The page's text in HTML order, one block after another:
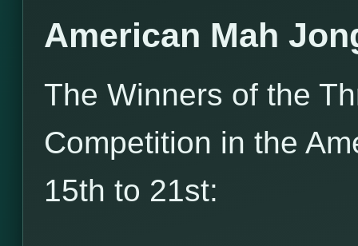
American Mah
The Winners of the
Competition in the
15th to 21st: